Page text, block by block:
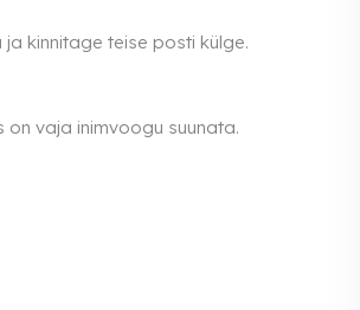
kinnitage teise posti külge.
vaja inimvoogu suunata.